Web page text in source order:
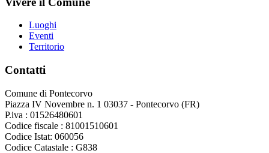
Luoghi
Eventi
Territorio
Contatti
Comune di Pontecorvo
Piazza IV Novembre n. 1 03037 - Pontecorvo (FR)
P.iva : 01526480601
Codice fiscale : 81001510601
Codice Istat: 060056
Codice Catastale : G838